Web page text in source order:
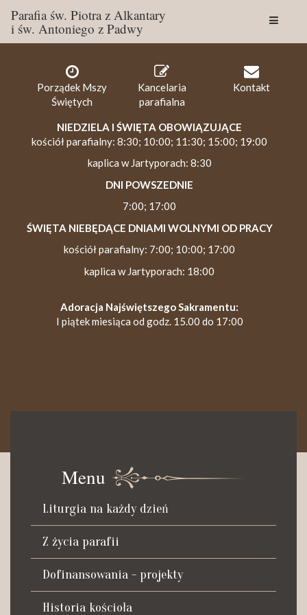
Parafia św. Piotra z Alkantary
i św. Antoniego z Padwy
Porządek Mszy
Świętych
Kancelaria
parafialna
Kontakt
NIEDZIELA I ŚWIĘTA OBOWIĄZUJĄCE
kościół parafialny: 8:30; 10:00; 11:30; 15:00; 19:00
kaplica w Jartyporach: 8:30
DNI POWSZEDNIE
7:00; 17:00
ŚWIĘTA NIEBĘDĄCE DNIAMI WOLNYMI OD PRACY
kościół parafialny: 7:00; 10:00; 17:00
kaplica w Jartyporach: 18:00
Adoracja Najświętszego Sakramentu:
I piątek miesiąca od godz. 15.00 do 17:00
Czynna od poniedziałku do soboty do godz. 8.30 oraz po Mszy
św. wieczornej do godz. 18.00.
Telefon dyżurny: +48 665 034 305
Zwiedzanie kościoła i ekspozycji muzealnej:
kustosz-przewodnik
Roman Postek + 48 667 684 406
Parafia św. Piotra z Alkantary
i św. Antoniego z Padwy
Menu
Liturgia na każdy dzień
Z życia parafii
Dofinansowania - projekty
Historia kościoła